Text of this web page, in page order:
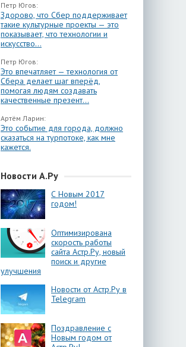
Петр Югов:
Здорово, что Сбер поддерживает
такие культурные проекты — это
показывает, что технологии и
искусство...
Петр Югов:
Это впечатляет — технология от
Сбера делает шаг вперёд,
помогая людям создавать
качественные презент...
Артём Ларин:
Это событие для города, должно
сказаться на турпотоке, как мне
кажется.
Новости А.Ру
С Новым 2017
годом!
Оптимизирована
скорость работы
сайта Астр.Ру, новый
поиск и другие
улучшения
Новости от Астр.Ру в
Telegram
Поздравление с
Новым годом от